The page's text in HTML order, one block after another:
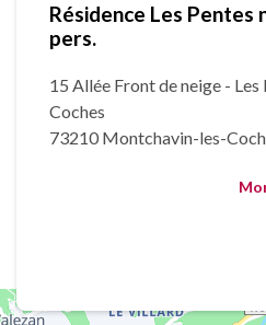
Résidence Les Pentes
pers.
15 Allée Front de neige - Les
Coches
73210 Montchavin-les-